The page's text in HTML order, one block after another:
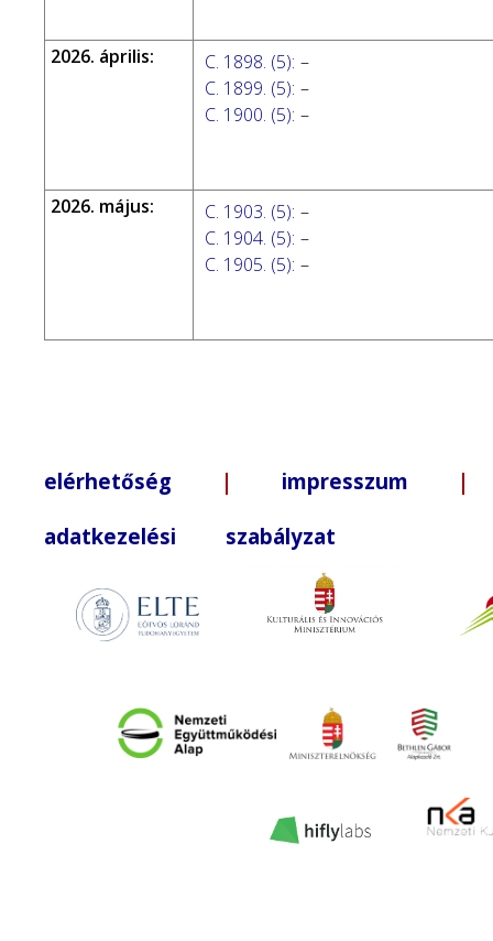
2026. április: C. 1898. (5): –
C. 1899. (5): –
C. 1900. (5): –
2026. május: C. 1903. (5): –
C. 1904. (5): –
C. 1905. (5): –
elérhetőség | impresszum |
adatkezelési szabályzat